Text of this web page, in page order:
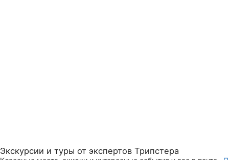
Экскурсии и туры от экспертов Трипстера